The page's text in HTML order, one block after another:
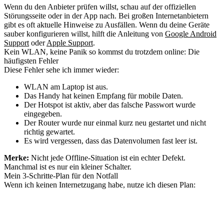
Wenn du den Anbieter prüfen willst, schau auf der offiziellen
Störungsseite oder in der App nach. Bei großen Internetanbietern
gibt es oft aktuelle Hinweise zu Ausfällen. Wenn du deine Geräte
sauber konfigurieren willst, hilft die Anleitung von Google Android
Support oderApple Support.
Kein WLAN, keine Panik so kommst du trotzdem online: Die
häufigsten Fehler
Diese Fehler sehe ich immer wieder:
WLAN am Laptop ist aus.
Das Handy hat keinen Empfang für mobile Daten.
Der Hotspot ist aktiv, aber das falsche Passwort wurde
eingegeben.
Der Router wurde nur einmal kurz neu gestartet und nicht
richtig gewartet.
Es wird vergessen, dass das Datenvolumen fast leer ist.
Merke: Nicht jede Offline-Situation ist ein echter Defekt.
Manchmal ist es nur ein kleiner Schalter.
Mein 3-Schritte-Plan für den Notfall
Wenn ich keinen Internetzugang habe, nutze ich diesen Plan: